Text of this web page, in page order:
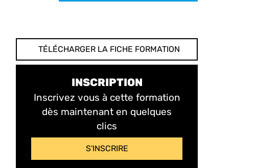
TÉLÉCHARGER LA FICHE FORMATION
INSCRIPTION
Inscrivez vous à cette formation
dès maintenant en quelques
clics
S'INSCRIRE